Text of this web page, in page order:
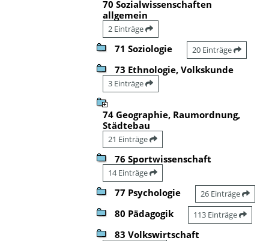
70 Sozialwissenschaften
allgemein
2 Einträge
71 Soziologie 20 Einträge
73 Ethnologie, Volkskunde
3 Einträge
74 Geographie, Raumordnung,
Städtebau
21 Einträge
76 Sportwissenschaft
14 Einträge
77 Psychologie 26 Einträge
80 Pädagogik 113 Einträge
83 Volkswirtschaft